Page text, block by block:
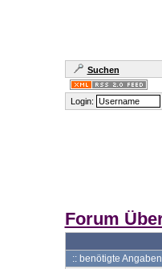
Suchen
Login:
Forum
:: benötigte